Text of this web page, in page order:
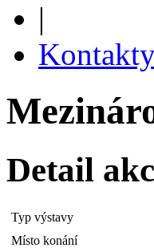
|
Detail
Typ výstavy
Místo konání